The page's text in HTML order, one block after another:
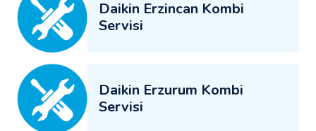
Daikin Erzincan Kombi
Servisi
Daikin Erzurum Kombi
Servisi